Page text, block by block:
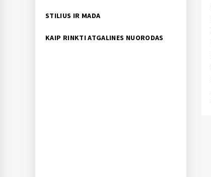
STILIUS IR MADA
KAIP RINKTI ATGALINES NUORODAS